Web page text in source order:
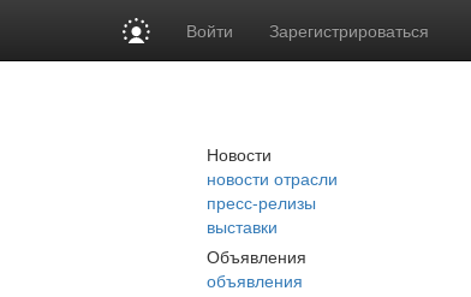
Войти Зарегистрироваться
Новости
новости отрасли
пресс-релизы
выставки
Объявления
объявления